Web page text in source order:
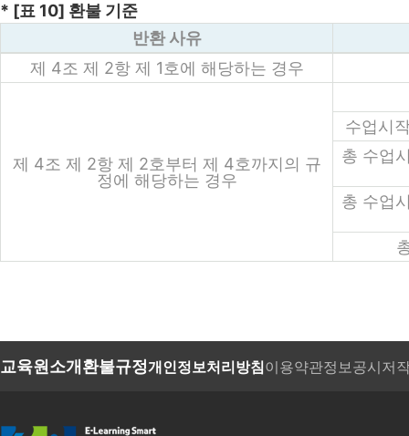
* [표 10] 환불 기준
반환 사유
제 4조 제 2항 제 1호에 해당하는 경우
제 4조 제 2항 제 2호부터 제 4호까지의 규
정에 해당하는 경우
수업시
총 수업
총 수업
교육원소개 환불규정개인정보처리방침이용약관정보공시저